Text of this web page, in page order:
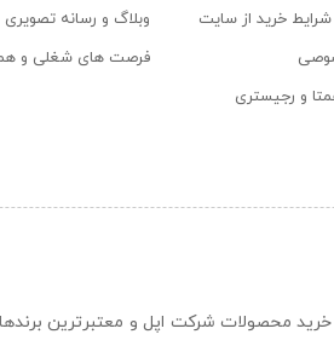
شرایط خرید از سایت
و رجیستری
وبلاگ و رسانه تصویری
فرصت های شغلی و
برای خرید محصولات شرکت اپل و معتبرترین